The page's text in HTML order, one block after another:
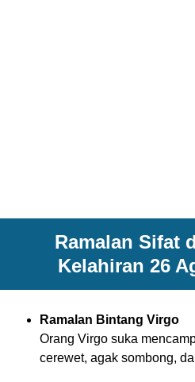
Ramalan Sifat
Kelahiran 26
Ramalan Bintang Virgo
Orang Virgo suka
cerewet, agak sombong,